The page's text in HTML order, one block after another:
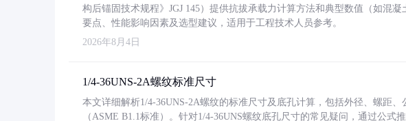
构后锚固技术规程》JGJ 145）提供抗拔承载力计算方法和典型数值（如混
要点、性能影响因素及选型建议，适用于工程技术人员参考。
2026年8月4日
1/4-36UNS-2A螺纹标准尺寸
本文详细解析1/4-36UNS-2A螺纹的标准尺寸及底孔计算，包括外径、螺距
（ASME B1.1标准）。针对1/4-36UNS螺纹底孔尺寸的常见疑问，通过公式